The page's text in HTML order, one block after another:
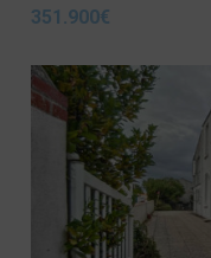
351.900€